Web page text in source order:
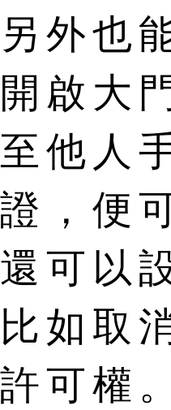
另外也
開啟大
至他人
證，便
還可以
比如取
許可權。